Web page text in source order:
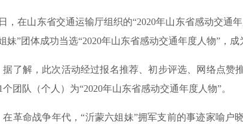
，在山东省交通运输厅组织的“2020年山东省感动交通
妹”团体成功当选“2020年山东省感动交通年度人物”，成
解，此次活动经过报名推荐、初步评选、网络点赞
个团队（个人）为“2020年山东省感动交通年度人物”。
命战争年代，“沂蒙六姐妹”拥军支前的事迹家喻户